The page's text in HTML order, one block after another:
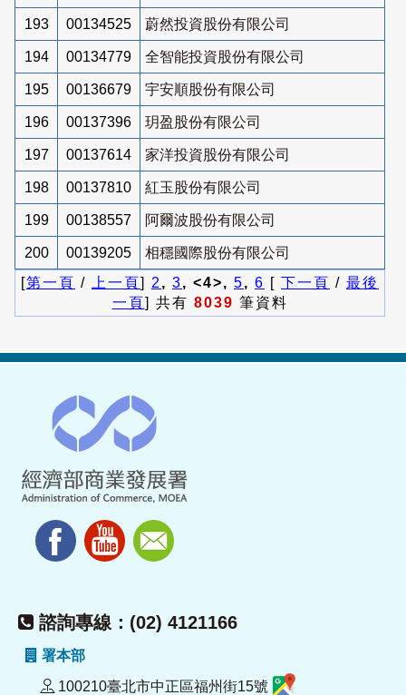
193 00134525 蔚然投資股份有限公司
194 00134779 全智能投資股份有限公司
195 00136679 宇安順股份有限公司
196 00137396 玥盈股份有限公司
197 00137614 家洋投資股份有限公司
198 00137810 紅玉股份有限公司
199 00138557 阿爾波股份有限公司
200 00139205
相穩國際股份有限公司
[第一頁 / 上一頁] 2 , 3, <4>, 5, 6 [ 下一頁 / 最後
一頁] 共有 8039 筆資料
諮詢專線：(02) 4121166
署本部
100210臺北市中正區福州街15號